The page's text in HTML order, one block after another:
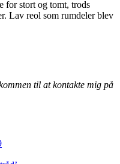
for stort og tomt, trods
Lav reol som rumdeler blev
til at kontakte mig på